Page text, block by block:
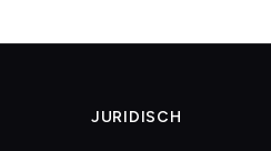
JURIDISCH